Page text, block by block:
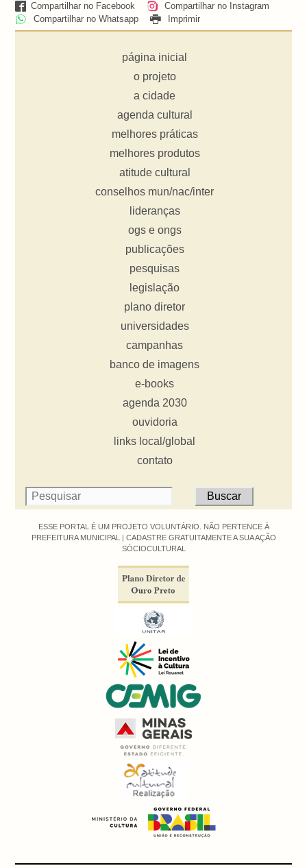
Compartilhar no Facebook
Compartilhar no Instagram
Compartilhar no Whatsapp
Imprimir
página inicial
o projeto
a cidade
agenda cultural
melhores práticas
melhores produtos
atitude cultural
conselhos mun/nac/inter
lideranças
ogs e ongs
publicações
pesquisas
legislação
plano diretor
universidades
campanhas
banco de imagens
e-books
agenda 2030
ouvidoria
links local/global
contato
ESSE PORTAL É UM PROJETO VOLUNTÁRIO. NÃO PERTENCE À
PREFEITURA MUNICIPAL | CADASTRE GRATUITAMENTE A SUA AÇÃO
SÓCIOCULTURAL